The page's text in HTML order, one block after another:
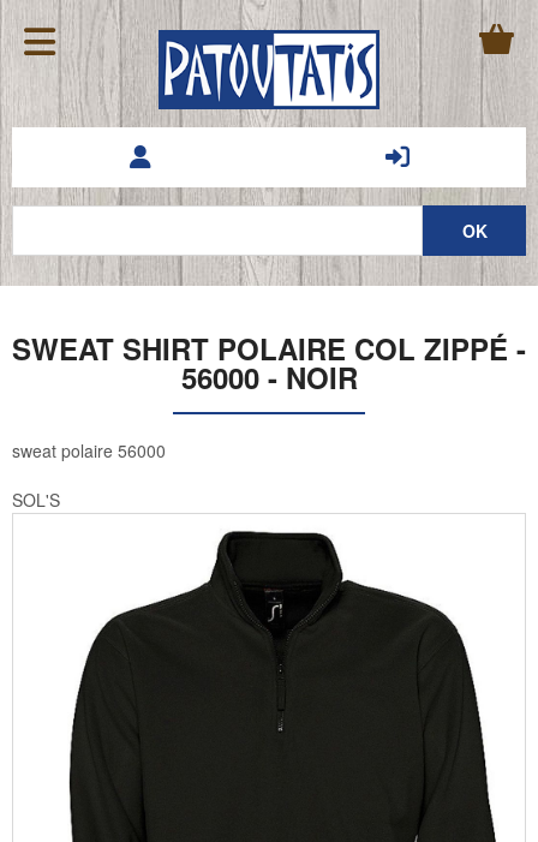
SWEAT SHIRT POLAIRE COL ZIPPÉ -
56000 - NOIR
sweat polaire 56000
SOL'S